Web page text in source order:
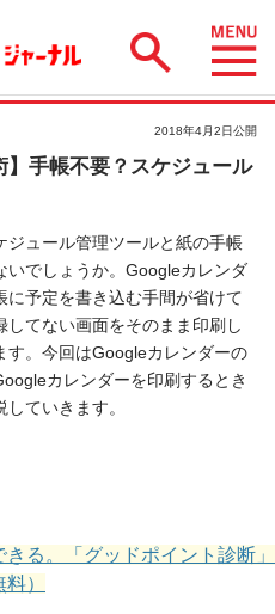
2018年4月2日公開
】手帳不要？スケジュール
ュール管理ツールと紙の手帳
いでしょうか。Googleカレンダ
予定を書き込む手間が省けて
てない画面をそのまま印刷し
す。今回はGoogleカレンダーの
カレンダーを印刷するとき
ていきます。
る。「グッドポイント診断」
料）